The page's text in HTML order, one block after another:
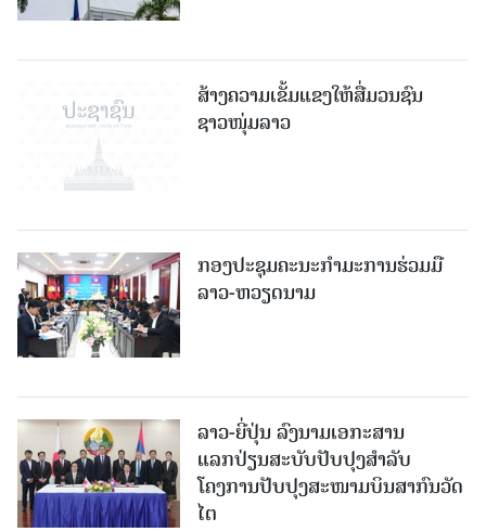
ສ້າງຄວາມເຂັ້ມແຂງໃຫ້ສື່ມວນຊົນ
ຊາວໜຸ່ມລາວ
ກອງປະຊຸມຄະນະກຳມະການຮ່ວມມື
ລາວ-ຫວຽດນາມ
ລາວ-ຍີ່ປຸ່ນ ລົງນາມເອກະສານ
ແລກປ່ຽນສະບັບປັບປຸງສໍາລັບ
ໂຄງການປັບປຸງສະໜາມບິນສາກົນວັດ
ໄຕ